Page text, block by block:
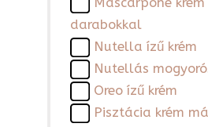
darabokkal
Nutella ízű krém
Nutellás
Oreo ízű krém
Pisztácia krém